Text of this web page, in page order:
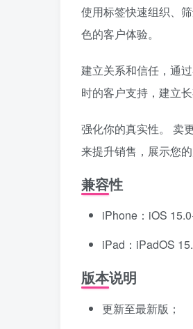
使用标签快速组织、
色的客户体验。
建立关系和信任，通
时的客户支持，建立长
强化你的真实性。 卖
来提升销售，展示您
兼容性
iPhone：iOS
iPad：iPadOS
版本说明
更新至最新版；